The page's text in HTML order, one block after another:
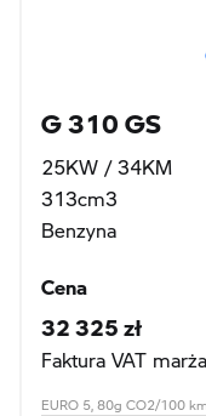
G 310 GS
25KW / 34KM
313cm3
Benzyna
Cena
32 325 zł
Faktura VAT marża
EURO 5, 80g CO2/100